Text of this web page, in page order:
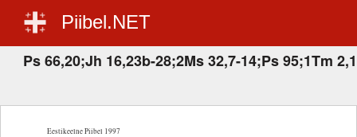
Piibel.NET
Ps 66,20;Jh 16,23b-28;2Ms 32,7-14;Ps 95;1Tm
Eestikeelne Piibel 1997